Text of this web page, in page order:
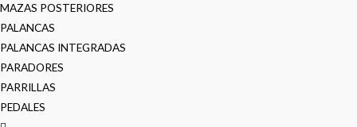
MAZAS POSTERIORES
PALANCAS
PALANCAS INTEGRADAS
PARADORES
PARRILLAS
PEDALES